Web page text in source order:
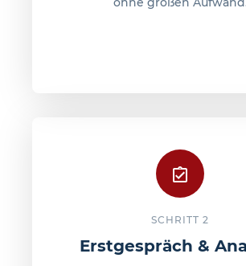
SCHRITT 2
Erstgespräch &